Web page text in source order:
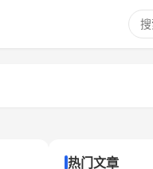
热门文章